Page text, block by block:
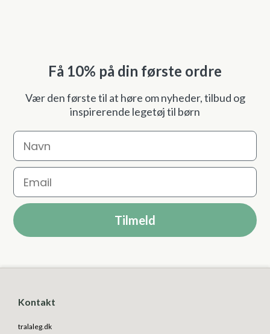
Få 10% på din første ordre
Vær den første til at høre om nyheder, tilbud og
inspirerende legetøj til børn
Navn
Email
Tilmeld
Kontakt
tralaleg.dk